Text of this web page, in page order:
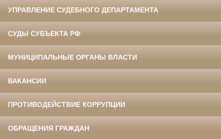
УПРАВЛЕНИЕ СУДЕБНОГО ДЕПАРТАМЕНТА
СУДЫ СУБЪЕКТА РФ
МУНИЦИПАЛЬНЫЕ ОРГАНЫ ВЛАСТИ
ВАКАНСИИ
ПРОТИВОДЕЙСТВИЕ КОРРУПЦИИ
ОБРАЩЕНИЯ ГРАЖДАН